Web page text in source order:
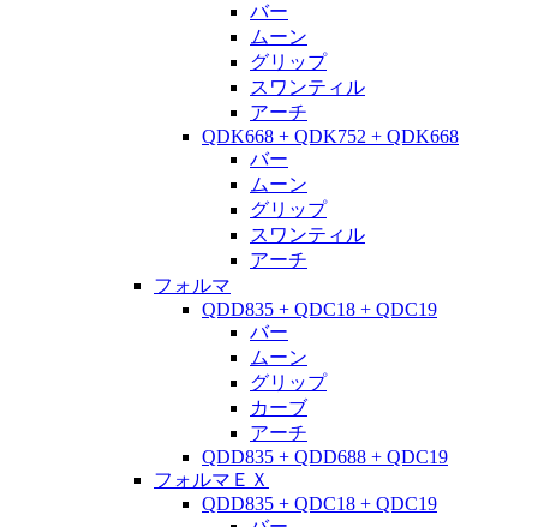
バー
ムーン
グリップ
スワンティル
アーチ
QDK668 + QDK752 + QDK668
バー
ムーン
グリップ
スワンティル
アーチ
フォルマ
QDD835 + QDC18 + QDC19
バー
ムーン
グリップ
カーブ
アーチ
QDD835 + QDD688 + QDC19
フォルマＥＸ
QDD835 + QDC18 + QDC19